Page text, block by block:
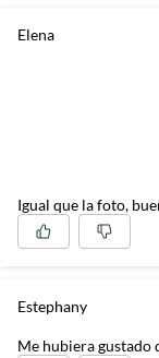
Elena
Igual que la foto,
Estephany
Me hubiera gustado